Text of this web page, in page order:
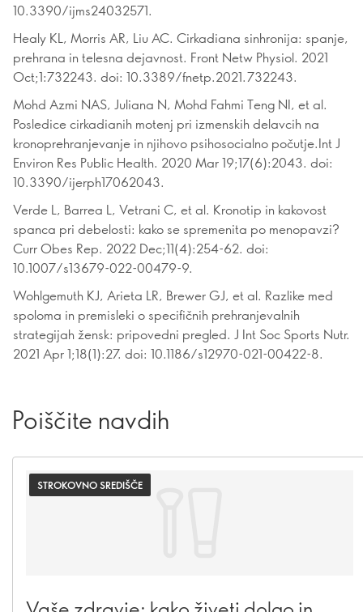
10.3390/ijms24032571.
Healy KL, Morris AR, Liu AC. Cirkadiana sinhronija: spanje,
prehrana in telesna dejavnost. Front Netw Physiol. 2021
Oct;1:732243. doi: 10.3389/fnetp.2021.732243.
Mohd Azmi NAS, Juliana N, Mohd Fahmi Teng NI, et al.
Posledice cirkadianih motenj pri izmenskih delavcih na
kronoprehranjevanje in njihovo psihosocialno počutje.Int J
Environ Res Public Health. 2020 Mar 19;17(6):2043. doi:
10.3390/ijerph17062043.
Verde L, Barrea L, Vetrani C, et al. Kronotip in kakovost
spanca pri debelosti: kako se spremenita po menopavzi?
Curr Obes Rep. 2022 Dec;11(4):254-62. doi:
10.1007/s13679-022-00479-9.
Wohlgemuth KJ, Arieta LR, Brewer GJ, et al. Razlike med
spoloma in premisleki o specifičnih prehranjevalnih
strategijah žensk: pripovedni pregled. J Int Soc Sports Nutr.
2021 Apr 1;18(1):27. doi: 10.1186/s12970-021-00422-8.
Poiščite navdih
STROKOVNO SREDIŠČE